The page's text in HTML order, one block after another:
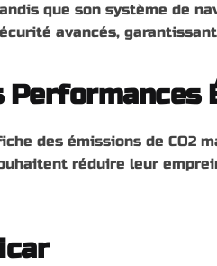
que son système de
avancés,
Performances
des émissions de CO2
réduire leur